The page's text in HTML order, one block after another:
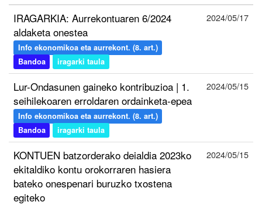
IRAGARKIA: Aurrekontuaren 6/2024
aldaketa onestea
Info ekonomikoa eta aurrekont. (8. art.)
Bandoa
iragarki taula
2024/05/17
Lur-Ondasunen gaineko kontribuzioa | 1.
seihilekoaren erroldaren ordainketa-epea
Info ekonomikoa eta aurrekont. (8. art.)
Bandoa
iragarki taula
2024/05/15
KONTUEN batzorderako deialdia 2023ko
ekitaldiko kontu orokorraren hasiera
bateko onespenari buruzko txostena
egiteko
2024/05/15